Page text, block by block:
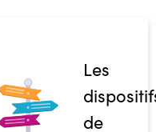
Les
de